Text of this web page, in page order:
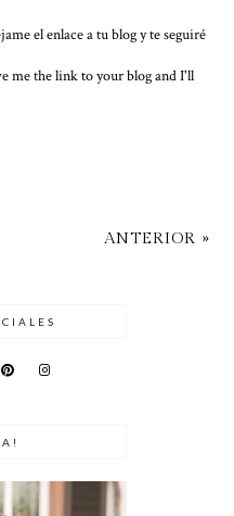
el enlace a tu blog y te seguiré
me the link to your blog and I'll
ANTERIOR »